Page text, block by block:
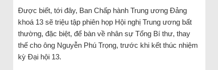
Được biết, tới đây, Ban Chấp hành Trung ương Đảng
khoá 13 sẽ triệu tập phiên họp Hội nghị Trung ương bất
thường, đặc biệt, để bàn về nhân sự Tổng Bí thư, thay
thế cho ông Nguyễn Phú Trọng, trước khi kết thúc nhiệm
kỳ Đại hội 13.